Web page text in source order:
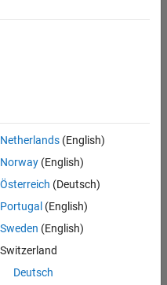
Netherlands(English)
Norway(English)
Österreich (Deutsch)
Portugal (English)
Sweden (English)
Switzerland
Deutsch